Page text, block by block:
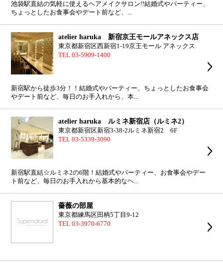
池袋駅直結の気軽に使えるヘアメイクサロン!!結婚式やパーティー、
ちょっとしたお食事会やデート前など、...
atelier haruka 新宿京王モールアネックス店
東京都新宿区西新宿1-19京王モール アネックス
TEL 03-5909-1400
新宿駅から徒歩3分！！結婚式やパーティー、ちょっとしたお食事会
やデート前など、毎日のお手入れから、本...
atelier haruka ルミネ新宿店（ルミネ2）
東京都新宿区新宿3-38-2ルミネ新宿2 6F
TEL 03-5339-3090
新宿駅直結☆ルミネ2の6階！結婚式やパーティー、お食事会やデー
ト前など、毎日のお手入れから基本的なヘ...
薔薇の部屋
東京都練馬区田柄5丁目9-12
TEL 03-3970-6770